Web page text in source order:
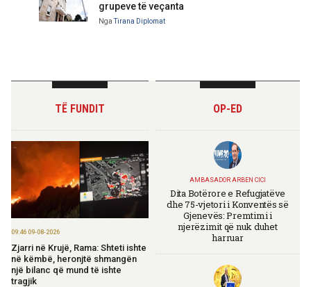
grupeve të veçanta
NgaTirana Diplomat
TË FUNDIT
09:46 09-08-2026
Zjarri në Krujë, Rama: Shteti ishte
në këmbë, heronjtë shmangën
një bilanc që mund të ishte
tragjik
OP-ED
AMBASADOR ARBEN CICI
Dita Botërore e Refugjatëve
dhe 75-vjetori i Konventës së
Gjenevës: Premtimi i
njerëzimit që nuk duhet
harruar